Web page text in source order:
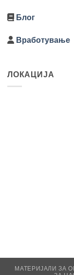
Блог
Вработување
ЛОКАЦИЈА
МАТЕРИЈАЛИ ЗА